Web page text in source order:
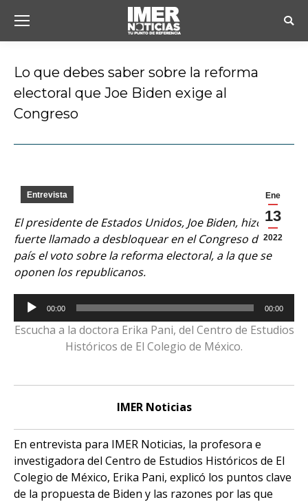
Lo que debes saber sobre la reforma
electoral que Joe Biden exige al
Congreso
Ene
13
2022
Entrevista
El presidente de Estados Unidos, Joe Biden, hizo un
fuerte llamado a desbloquear en el Congreso de su
país el voto sobre la reforma electoral, a la que se
oponen los republicanos.
Reproductor
de
audio
00:00 00:00
Escucha a la doctora Erika Pani, del Centro de Estudios
Históricos de El Colegio de México.
IMER Noticias
En entrevista para IMER Noticias, la profesora e
investigadora del Centro de Estudios Históricos de El
Colegio de México, Erika Pani, explicó los puntos clave
de la propuesta de Biden y las razones por las que